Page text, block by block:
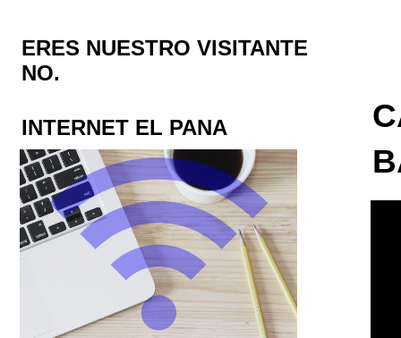
ERES NUESTRO VISITANTE
NO.
INTERNET EL PANA